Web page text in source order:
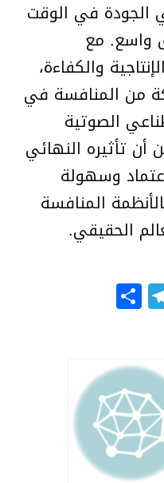
الجودة في الوقت
واسع. مع
والكفاءة،
من المنافسة في
الصوتية
تأثيره النهائي
وسهولة
المنافسة
الحقيقي.
Telegram